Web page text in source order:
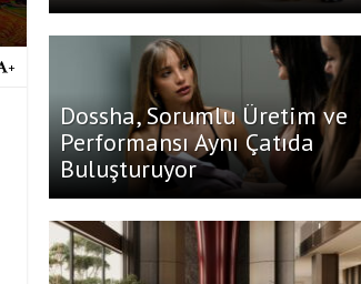
+
Dossha, Sorumlu Üretim ve
Performansı Aynı Çatıda
Buluşturuyor